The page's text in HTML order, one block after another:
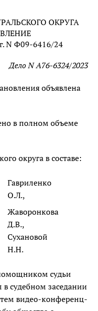
ОКРУГА
N Ф09-6416/24
Дело N А76-6324/2023
объявлена
в полном объеме
округа в составе:
Гавриленко
О.Л.,
Жаворонкова
Д.В.,
Сухановой
Н.Н.
судьи
судебном заседании
видео-конференц-